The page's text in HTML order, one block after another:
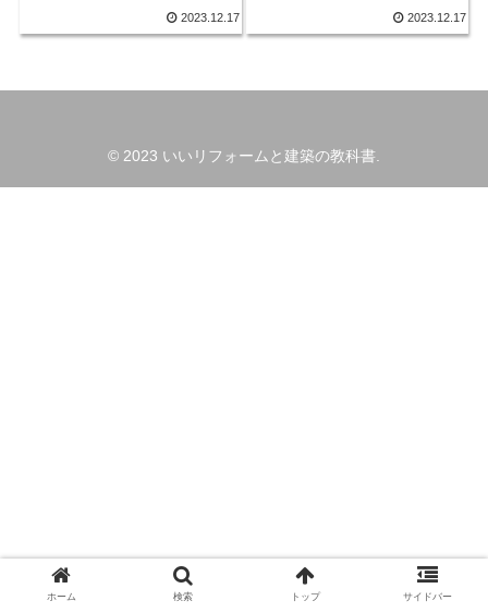
2023.12.17 2023.12.17
© 2023 いいリフォームと建築の教科書.
ホーム 検索 トップ サイドバー